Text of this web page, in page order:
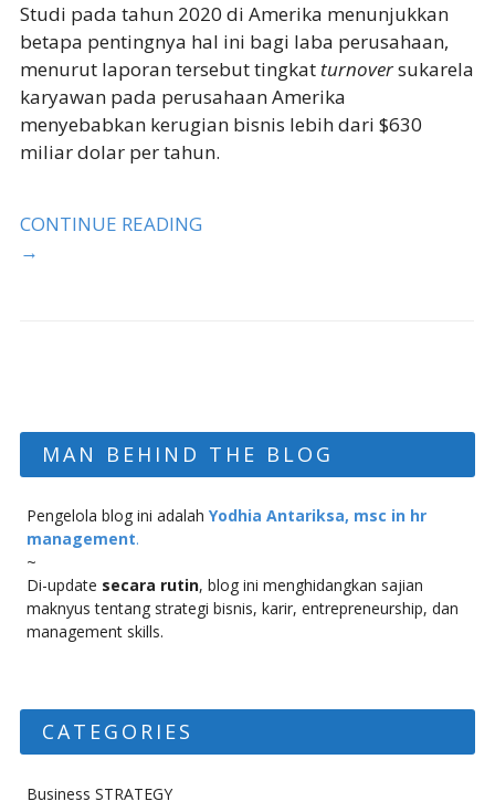
Studi pada tahun 2020 di Amerika menunjukkan
betapa pentingnya hal ini bagi laba perusahaan,
menurut laporan tersebut tingkat turnoversukarela
karyawan pada perusahaan Amerika
menyebabkan kerugian bisnis lebih dari $630
miliar dolar per tahun.
CONTINUE READING
→
MAN BEHIND THE BLOG
Pengelola blog ini adalah Yodhia Antariksa, msc in hr
management.
~
Di-update secara rutin, blog ini menghidangkan sajian
maknyus tentang strategi bisnis, karir, entrepreneurship, dan
management skills.
CATEGORIES
Business STRATEGY